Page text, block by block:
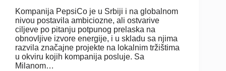
Kompanija PepsiCo je u Srbiji i na globalnom
nivou postavila ambiciozne, ali ostvarive
ciljeve po pitanju potpunog prelaska na
obnovljive izvore energije, i u skladu sa njima
razvila značajne projekte na lokalnim tržištima
u okviru kojih kompanija posluje. Sa
Milanom…